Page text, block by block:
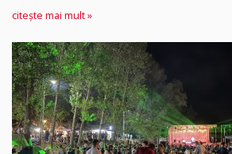
citește mai mult »